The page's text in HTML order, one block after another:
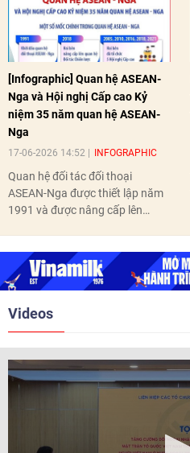
[Infographic] Quan hệ ASEAN-
Nga và Hội nghị Cấp cao Kỷ
niệm 35 năm quan hệ ASEAN-
Nga
17-06-2026 14:52 INFOGRAPHIC
Quan hệ đối tác đối thoại
ASEAN-Nga được thiết lập năm
1991 và được nâng cấp lên
nghị Cấp cao vào các năm 2005,
2010, 2016, 2018, 2021.
Videos